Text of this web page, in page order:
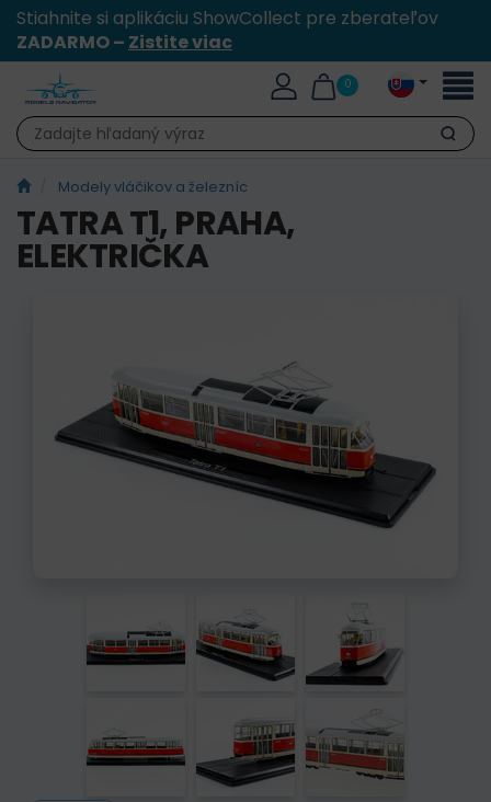
Stiahnite si aplikáciu ShowCollect pre zberateľov
ZADARMO – Zistite viac
0
Hľadať
Modely vláčikov a železníc
TATRA T1, PRAHA,
ELEKTRIČKA